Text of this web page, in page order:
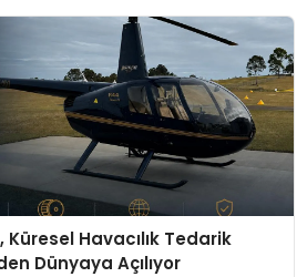
Havacılık Tedarik
Dünyaya Açılıyor